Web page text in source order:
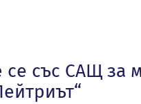
със САЩ за